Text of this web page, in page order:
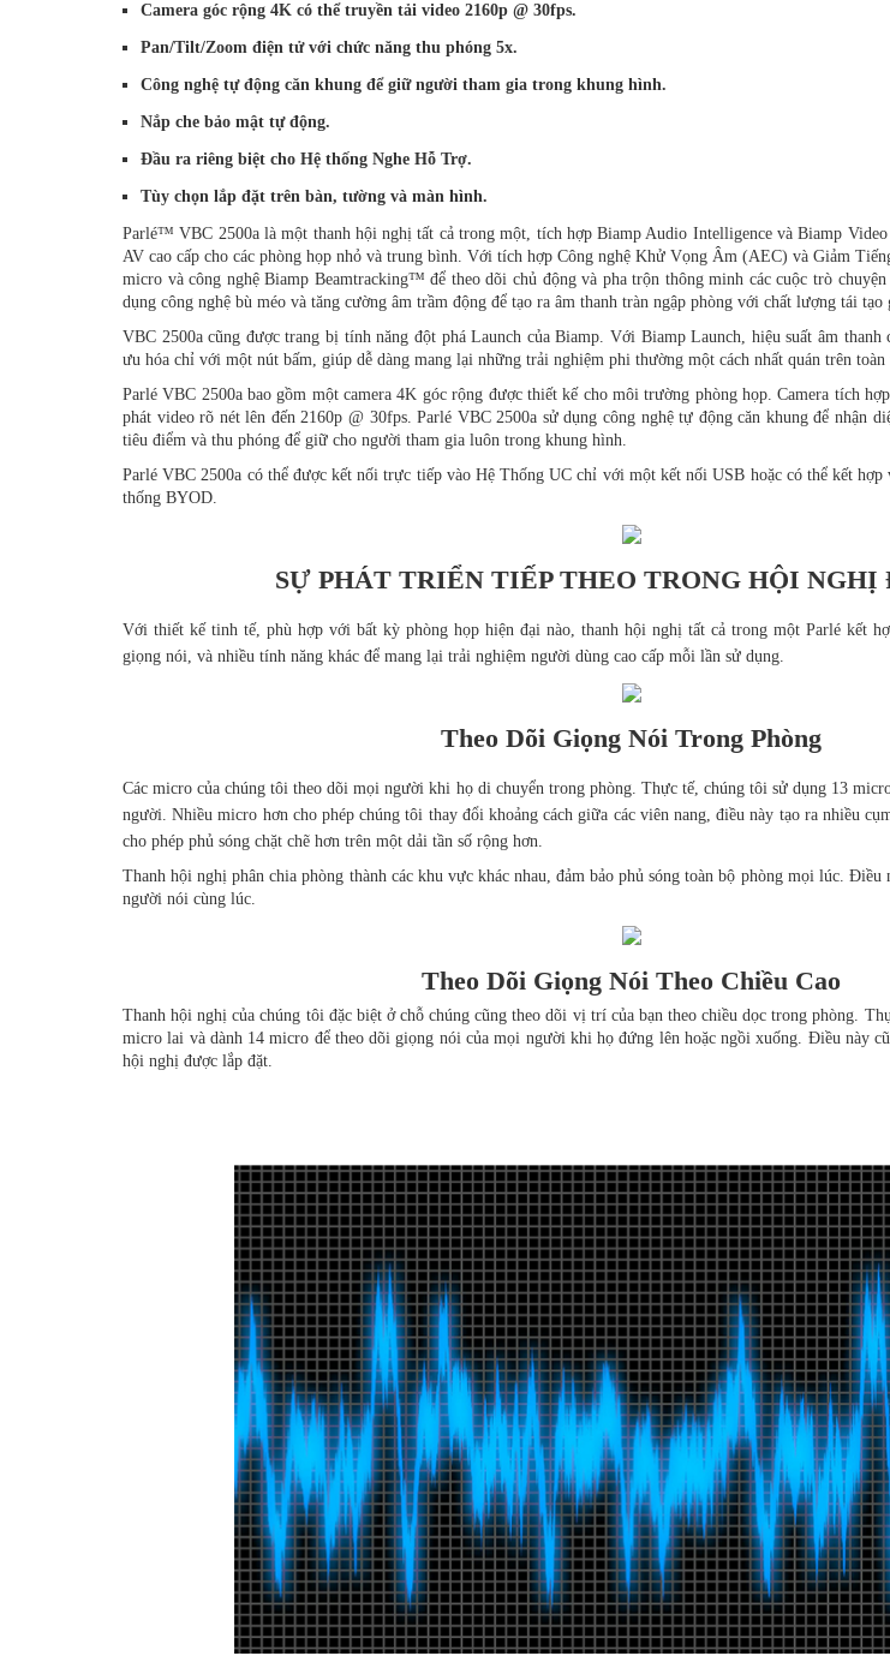
Camera góc rộng 4K có thể truyền tải video 2160p @ 30fps.
Pan/Tilt/Zoom điện tử với chức năng thu phóng 5x.
Công nghệ tự động căn khung để giữ người tham gia trong khung hình.
Nắp che bảo mật tự động.
Đầu ra riêng biệt cho Hệ thống Nghe Hỗ Trợ.
Tùy chọn lắp đặt trên bàn, tường và màn hình.
Parlé™ VBC 2500a là một thanh hội nghị tất cả trong một, tích hợp Biamp Audio Intelligence và Biamp
AV cao cấp cho các phòng họp nhỏ và trung bình. Với tích hợp Công nghệ Khử Vọng Âm (AEC) và Giảm
micro và công nghệ Biamp Beamtracking™ để theo dõi chủ động và pha trộn thông minh các cuộc trò
dụng công nghệ bù méo và tăng cường âm trầm động để tạo ra âm thanh tràn ngập phòng với chất lượng tái
VBC 2500a cũng được trang bị tính năng đột pháLaunch của Biamp. Với Biamp Launch, hiệu suất âm
ưu hóa chỉ với một nút bấm, giúp dễ dàng mang lại những trải nghiệm phi thường một cách nhất quán trên toàn
Parlé VBC 2500a bao gồm một camera 4K góc rộng được thiết kế cho môi trường phòng họp. Camera tích
phát video rõ nét lên đến 2160p @ 30fps. Parlé VBC 2500a sử dụng công nghệ tự động căn khung để nhận
tiêu điểm và thu phóng để giữ cho người tham gia luôn trong khung hình.
Parlé VBC 2500a có thể được kết nối trực tiếp vào Hệ Thống UC chỉ với một kết nối USB hoặc có thể kết
thống BYOD.
SỰ PHÁT TRIỂN TIẾP THEO TRONG HỘI
Với thiết kế tinh tế, phù hợp với bất kỳ phòng họp hiện đại nào, thanh hội nghị tất cả trong một Parlé kết
giọng nói, và nhiều tính năng khác để mang lại trải nghiệm người dùng cao cấp mỗi lần sử dụng.
Theo Dõi Giọng Nói Trong Phòng
Các micro của chúng tôi theo dõi mọi người khi họ di chuyển trong phòng. Thực tế, chúng tôi sử dụng 13
người. Nhiều micro hơn cho phép chúng tôi thay đổi khoảng cách giữa các viên nang, điều này tạo ra nhiều
cho phép phủ sóng chặt chẽ hơn trên một dải tần số rộng hơn.
Thanh hội nghị phân chia phòng thành các khu vực khác nhau, đảm bảo phủ sóng toàn bộ phòng mọi lúc.
người nói cùng lúc.
Theo Dõi Giọng Nói Theo Chiều Cao
Thanh hội nghị của chúng tôi đặc biệt ở chỗ chúng cũng theo dõi vị trí của bạn theo chiều dọc trong phòng.
micro lai và dành 14 micro để theo dõi giọng nói của mọi người khi họ đứng lên hoặc ngồi xuống. Điều này
hội nghị được lắp đặt.